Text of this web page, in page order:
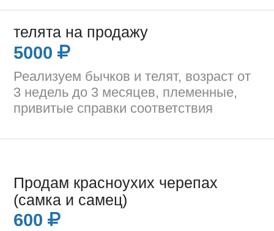
телята на продажу
5000
Реализуем бычков и телят, возраст от
3 недель до 3 месяцев, племенные,
привитые справки соответствия
Продам красноухих черепах
(самка и самец)
600